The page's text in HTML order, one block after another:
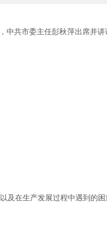
中共市委主任彭秋萍出席并
及在生产发展过程中遇到的